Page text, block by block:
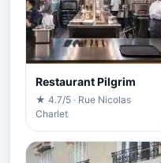
Restaurant Pilgrim
★ 4.7/5 · Rue Nicolas
Charlet